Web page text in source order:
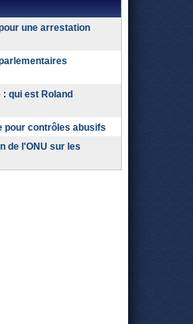
une arrestation
qui est Roland
pour contrôles abusifs
de l'ONU sur les